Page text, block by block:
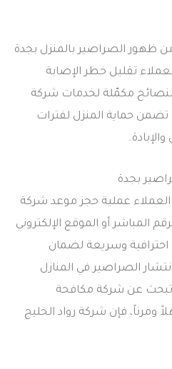
من ظهور الصراصير بالمنزل بجدة
تقليل خطر الإصابة
مكمّلة لخدمات شركة
حماية المنزل لفترات
بجدة
عملية حجز موعد شركة
المباشر أو الموقع الإلكتروني
وسريعة لضمان
الصراصير في المنازل
تبحث عن شركة مكافحة
ومرناً، فإن شركة رواد الخليج